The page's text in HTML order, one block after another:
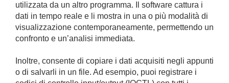
utilizzata da un altro programma. Il software cattura i
dati in tempo reale e li mostra in una o più modalità di
visualizzazione contemporaneamente, permettendo un
confronto e un’analisi immediata.
Inoltre, consente di copiare i dati acquisiti negli appunti
o di salvarli in un file. Ad esempio, puoi registrare i